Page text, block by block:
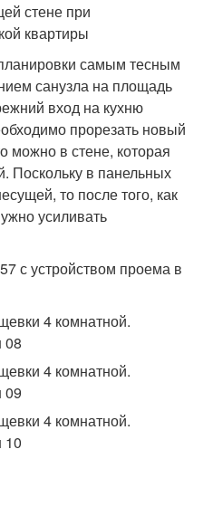
стене при
квартиры
самым тесным
санузла на площадь
вход на кухню
прорезать новый
можно в стене, которая
Поскольку в панельных
то после того, как
усиливать
с устройством проема в